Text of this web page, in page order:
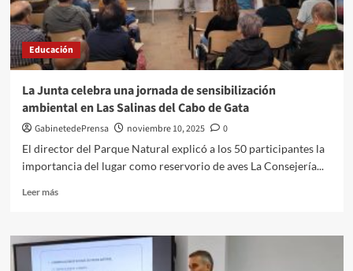
en
los
premios
‘Flamenco
en
Aula’
Educación
La Junta celebra una jornada de sensibilización
ambiental en Las Salinas del Cabo de Gata
GabinetedePrensa noviembre 10, 2025
0
El director del Parque Natural explicó a los 50 participantes la
importancia del lugar como reservorio de aves La Consejería...
Leer másLeer
La
Junta
celebra